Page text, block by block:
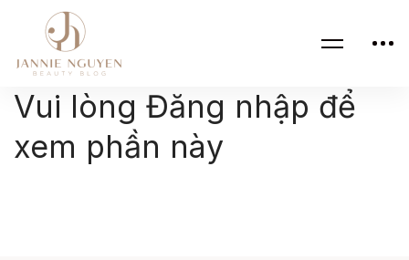
Vui lòng Đăng nhập để
xem phần này